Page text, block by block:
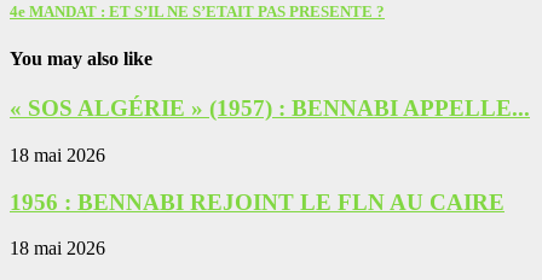
‎4e MANDAT : ET S’IL NE S’ETAIT PAS PRESENTE ?‎
You may also like
« SOS ALGÉRIE » (1957) : BENNABI APPELLE...
18 mai 2026
1956 : BENNABI REJOINT LE FLN AU CAIRE
18 mai 2026